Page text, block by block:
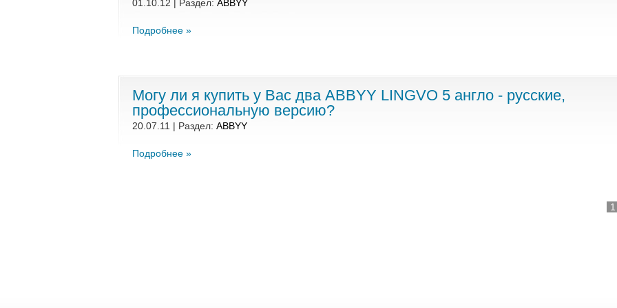
01.10.12 | Раздел: ABBYY
Подробнее »
Могу ли я купить у Вас два ABBYY LINGVO 5 англо - русские,
профессиональную версию?
20.07.11 | Раздел: ABBYY
Подробнее »
1